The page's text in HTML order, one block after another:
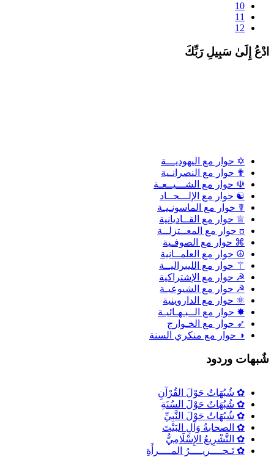
10
11
12
إِلَىٰ سَبِيلِ رَبِّكَ
✡ حوار مع اليهوديـــة
✟ حوار مع النصرانـية
☫ حوار مع الشـــيــعـة
☯ حوار مع الإلـــحــاد
☤ حوار مع الماسونـيـة
♕ حوار مع القــاديانية
ʊ حوار مع المعــتزلــة
⌘ حوار مع الصوفـية
☮ حوار مع العلمــانية
⚚ حوار مع الليبراليــة
☭ حوار مع الإشتراكية
☭ حوار مع الشيوعيـة
⚛ حوار مع الداروينية
✸ حوار مع الــبـهـائيـة
➶ حوار مع الخـوارج
◑ حوار مع منكري السنة
وردود
✿ شُبُهَاتٌ حَوْلَ القُرْآنِ
✿ شُبُهَاتٌ حَوْلَ السُنَةِ
✿ شُبُهَاتٌ حَوْلَ النَّبِيِّ
✿ الصحابةُ وَآلِ البَيْتَ
✿ التَّشْرِيعُ الإِسْلَامِيُّ
✿ تَـحــــريــــرُ المــــرأَةِ